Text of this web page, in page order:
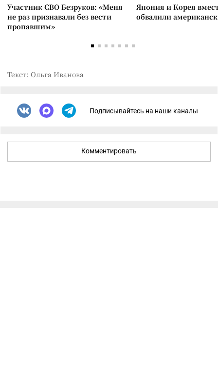
Участник СВО Безруков: «Меня
не раз признавали без вести
пропавшим»
Япония и Корея
обвалили
Текст: Ольга Иванова
Подписывайтесь на наши каналы
Комментировать